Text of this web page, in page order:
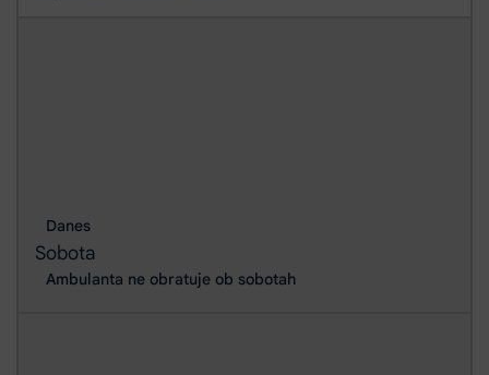
Sobota
Danes
Ambulanta ne obratuje ob sobotah